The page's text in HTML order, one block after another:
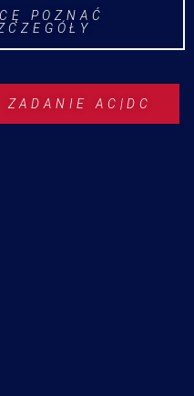
POZNAĆ
ZADANIE AC|DC